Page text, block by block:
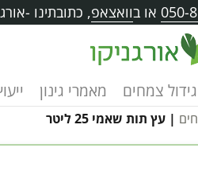
050- או בוואצאפ, כתובתינו -
גידול צמחים מאמרי גינון
| עץ תות שאמי 25 ליטר